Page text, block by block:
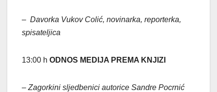
– Davorka Vukov Colić, novinarka, reporterka,
spisateljica
13:00 h ODNOS MEDIJA PREMA KNJIZI
– Zagorkini sljedbenici autorice Sandre Pocrnić